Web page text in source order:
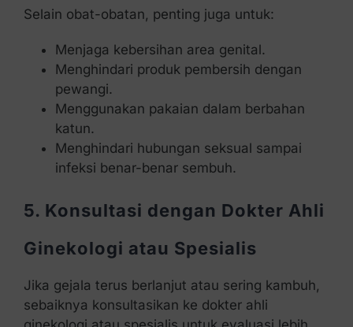
Selain obat-obatan, penting juga untuk:
Menjaga kebersihan area genital.
Menghindari produk pembersih dengan
pewangi.
Menggunakan pakaian dalam berbahan
katun.
Menghindari hubungan seksual sampai
infeksi benar-benar sembuh.
5. Konsultasi dengan Dokter Ahli
Ginekologi atau Spesialis
Jika gejala terus berlanjut atau sering kambuh,
sebaiknya konsultasikan ke dokter ahli